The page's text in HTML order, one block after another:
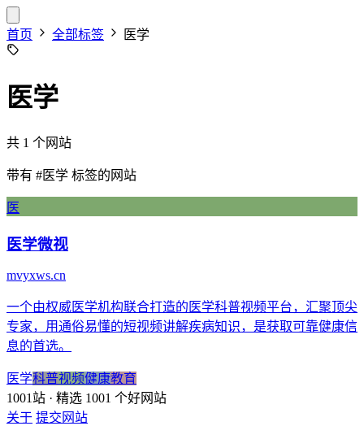
首页 全部标签 医学
医学
共 1 个网站
带有 #医学 标签的网站
医
医学微视
mvyxws.cn
一个由权威医学机构联合打造的医学科普视频平台，汇聚顶尖
专家，用通俗易懂的短视频讲解疾病知识，是获取可靠健康信
息的首选。
医学科普视频健康教育
1001站 · 精选 1001 个好网站
关于 提交网站